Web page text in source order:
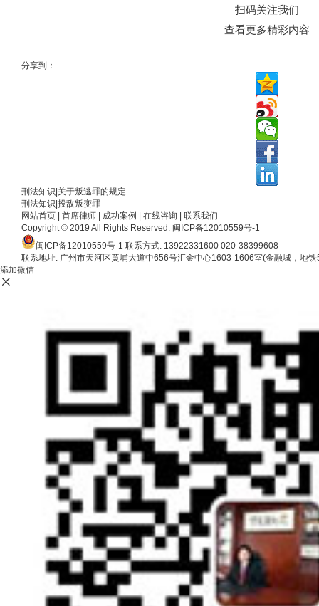
扫码关注我们
查看更多精彩内容
分享到：
刑法知识|关于叛逃罪的规定
刑法知识|投敌叛变罪
网站首页
首席律师 成功案例 在线咨询
联系我们
Copyright © 2019 All Rights Reserved. 闽ICP备12010559号-1
闽ICP备12010559号-1 联系方式: 13922331600 020-38399608
联系地址: 广州市天河区黄埔大道中656号汇金中心1603-1606室(金融城，地
添加微信